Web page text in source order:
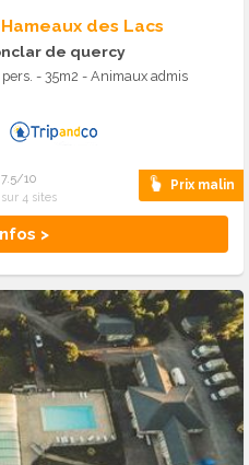
des Lacs
de quercy
- 35m2 - Animaux admis
Prix malin
>
7.5/10
4 sites